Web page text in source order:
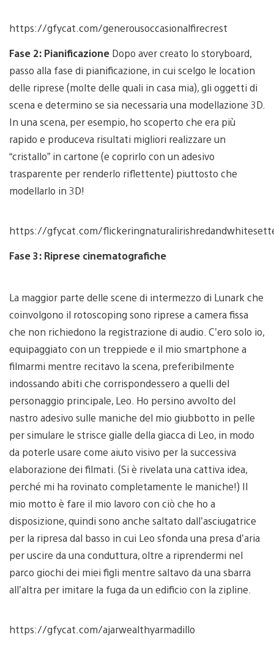
https://gfycat.com/generousoccasionalfirecrest
Fase 2: Pianificazione Dopo aver creato lo storyboard,
passo alla fase di pianificazione, in cui scelgo le location
delle riprese (molte delle quali in casa mia), gli oggetti di
scena e determino se sia necessaria una modellazione 3D.
In una scena, per esempio, ho scoperto che era più
rapido e produceva risultati migliori realizzare un
“cristallo” in cartone (e coprirlo con un adesivo
trasparente per renderlo riflettente) piuttosto che
modellarlo in 3D!
https://gfycat.com/
Fase 3: Riprese cinematografiche
La maggior parte delle scene di intermezzo di Lunark che
coinvolgono il rotoscoping sono riprese a camera fissa
che non richiedono la registrazione di audio. C’ero solo io,
equipaggiato con un treppiede e il mio smartphone a
filmarmi mentre recitavo la scena, preferibilmente
indossando abiti che corrispondessero a quelli del
personaggio principale, Leo. Ho persino avvolto del
nastro adesivo sulle maniche del mio giubbotto in pelle
per simulare le strisce gialle della giacca di Leo, in modo
da poterle usare come aiuto visivo per la successiva
elaborazione dei filmati. (Si è rivelata una cattiva idea,
perché mi ha rovinato completamente le maniche!) Il
mio motto è fare il mio lavoro con ciò che ho a
disposizione, quindi sono anche saltato dall’asciugatrice
per la ripresa dal basso in cui Leo sfonda una presa d’aria
per uscire da una conduttura, oltre a riprendermi nel
parco giochi dei miei figli mentre saltavo da una sbarra
all’altra per imitare la fuga da un edificio con la zipline.
https://gfycat.com/ajarwealthyarmadillo